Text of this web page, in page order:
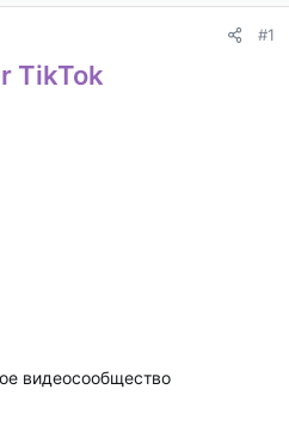
#1
TikTok
видеосообщество